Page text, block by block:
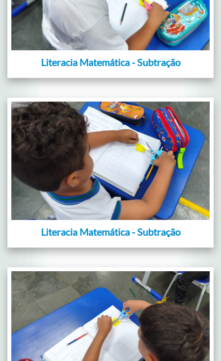
Literacia Matemática - Subtração
Literacia Matemática - Subtração